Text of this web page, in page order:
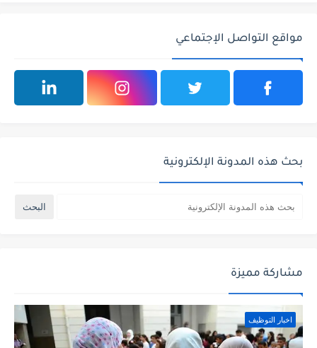
مواقع التواصل الإجتماعي
بحث هذه المدونة الإلكترونية
مشاركة مميزة
اخبار التوظيف